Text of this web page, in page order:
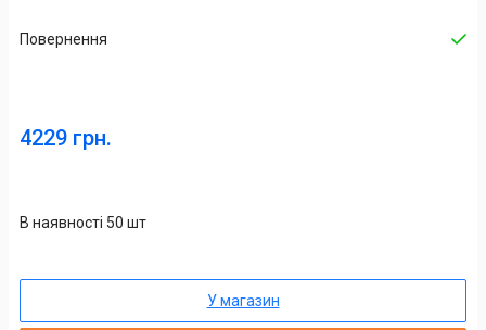
Повернення
4229 грн.
В наявності 50 шт
У магазин